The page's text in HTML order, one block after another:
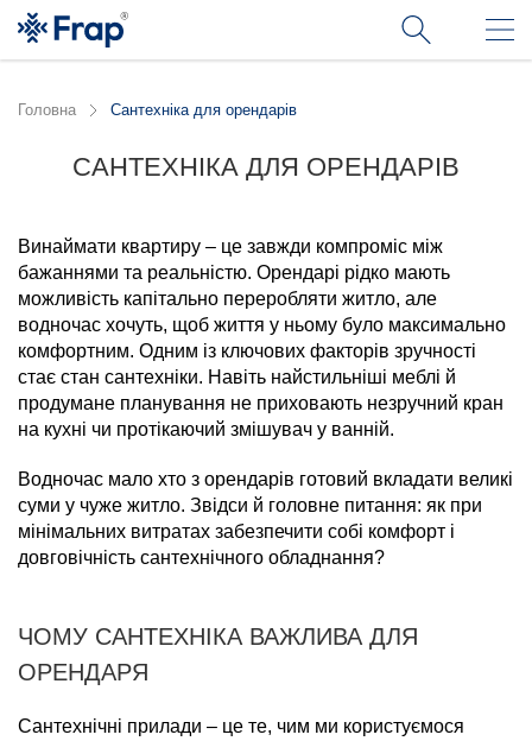
Головна Сантехніка для орендарів
САНТЕХНІКА ДЛЯ ОРЕНДАРІВ
Винаймати квартиру – це завжди компроміс між
бажаннями та реальністю. Орендарі рідко мають
можливість капітально переробляти житло, але
водночас хочуть, щоб життя у ньому було максимально
комфортним. Одним із ключових факторів зручності
стає стан сантехніки. Навіть найстильніші меблі й
продумане планування не приховають незручний кран
на кухні чи протікаючий змішувач у ванній.
Водночас мало хто з орендарів готовий вкладати великі
суми у чуже житло. Звідси й головне питання: як при
мінімальних витратах забезпечити собі комфорт і
довговічність сантехнічного обладнання?
ЧОМУ САНТЕХНІКА ВАЖЛИВА ДЛЯ
ОРЕНДАРЯ
Сантехнічні прилади – це те, чим ми користуємося